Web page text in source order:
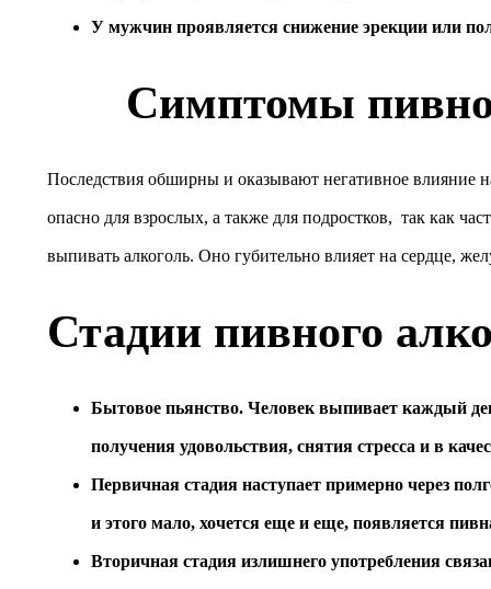
У мужчин проявляется снижение эрекции или
Симптомы
Последствия обширны и оказывают негативное влияние
опасно для взрослых, а также для подростков, так как
выпивать алкоголь. Оно губительно влияет на сердце,
Стадии пивного
Бытовое пьянство. Человек выпивает каждый
получения удовольствия, снятия стресса и в
Первичная стадия наступает примерно через
и этого мало, хочется еще и еще, появляется
Вторичная стадия излишнего употребления